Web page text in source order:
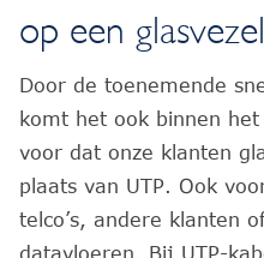
op een
Door de toenemende
komt het ook binnen
voor dat onze klanten
plaats van UTP. Ook
telco’s, andere klanten
datavloeren. Bij UTP-